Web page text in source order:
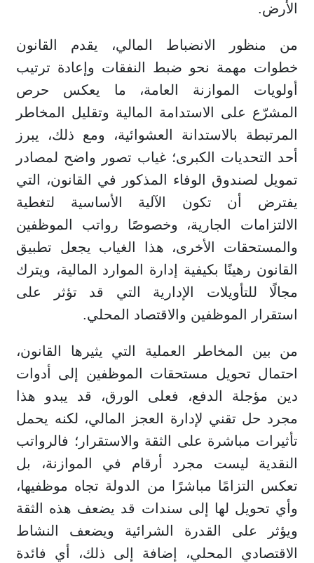
الأرض.
من منظور الانضباط المالي، يقدم القانون
خطوات مهمة نحو ضبط النفقات وإعادة ترتيب
أولويات الموازنة العامة، ما يعكس حرص
المشرّع على الاستدامة المالية وتقليل المخاطر
المرتبطة بالاستدانة العشوائية، ومع ذلك، يبرز
أحد التحديات الكبرى؛ غياب تصور واضح لمصادر
تمويل لصندوق الوفاء المذكور في القانون، التي
يفترض أن تكون الآلية الأساسية لتغطية
الالتزامات الجارية، وخصوصًا رواتب الموظفين
والمستحقات الأخرى، هذا الغياب يجعل تطبيق
القانون رهينًا بكيفية إدارة الموارد المالية، ويترك
مجالًا للتأويلات الإدارية التي قد تؤثر على
استقرار الموظفين والاقتصاد المحلي.
من بين المخاطر العملية التي يثيرها القانون،
احتمال تحويل مستحقات الموظفين إلى أدوات
دين مؤجلة الدفع، فعلى الورق، قد يبدو هذا
مجرد حل تقني لإدارة العجز المالي، لكنه يحمل
تأثيرات مباشرة على الثقة والاستقرار؛ فالرواتب
النقدية ليست مجرد أرقام في الموازنة، بل
تعكس التزامًا مباشرًا من الدولة تجاه موظفيها،
وأي تحويل لها إلى سندات قد يضعف هذه الثقة
ويؤثر على القدرة الشرائية ويضعف النشاط
الاقتصادي المحلي، إضافة إلى ذلك، أي فائدة